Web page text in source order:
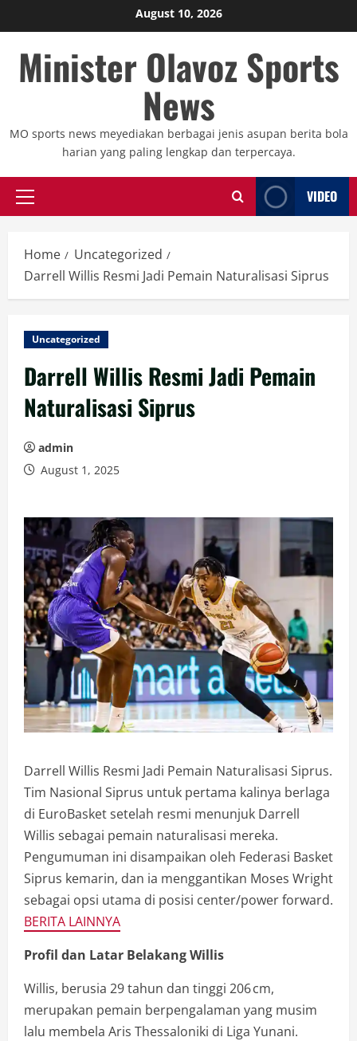
to
content
August 10, 2026
Minister Olavoz Sports
News
MO sports news meyediakan berbagai jenis asupan berita bola
harian yang paling lengkap dan terpercaya.
Primary
VIDEO
Home
Uncategorized
Darrell Willis Resmi Jadi Pemain Naturalisasi Siprus
Uncategorized
Darrell Willis Resmi Jadi Pemain
Naturalisasi Siprus
admin
August 1, 2025
Darrell Willis Resmi Jadi Pemain Naturalisasi Siprus.
Tim Nasional Siprus untuk pertama kalinya berlaga
di EuroBasket setelah resmi menunjuk Darrell
Willis sebagai pemain naturalisasi mereka.
Pengumuman ini disampaikan oleh Federasi Basket
Siprus kemarin, dan ia menggantikan Moses Wright
sebagai opsi utama di posisi center/power forward.
BERITA LAINNYA
Profil dan Latar Belakang Willis
Willis, berusia 29 tahun dan tinggi 206 cm,
merupakan pemain berpengalaman yang musim
lalu membela Aris Thessaloniki di Liga Yunani.